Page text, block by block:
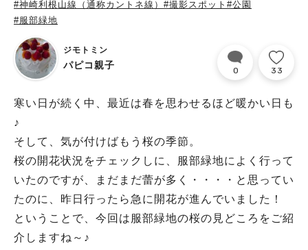
#神崎利根山線（通称カントネ線） #撮影スポット #公園
#服部緑地
ジモトミン
パピコ親子 0 33
寒い日が続く中、最近は春を思わせるほど暖かい日も
♪
そして、気が付けばもう桜の季節。
桜の開花状況をチェックしに、服部緑地によく行って
いたのですが、まだまだ蕾が多く・・・・と思ってい
たのに、昨日行ったら急に開花が進んでいました！
ということで、今回は服部緑地の桜の見どころをご紹
介しますね～♪